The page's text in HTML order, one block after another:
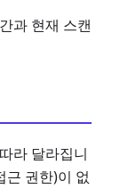
과 현재 스캔
라 달라집니
근 권한)이 없